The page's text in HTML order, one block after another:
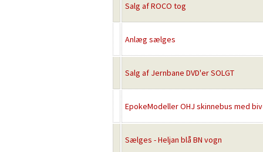
Salg af ROCO tog
Anlæg sælges
Salg af Jernbane DVD'er SOLGT
EpokeModeller OHJ skinnebus med
Sælges - Heljan blå BN vogn